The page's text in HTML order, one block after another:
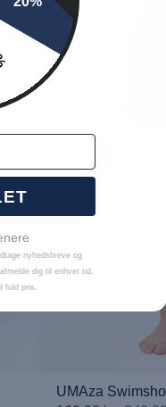
UMAza
nyhedsbreve og
dig til enhver tid.
fuld pris.